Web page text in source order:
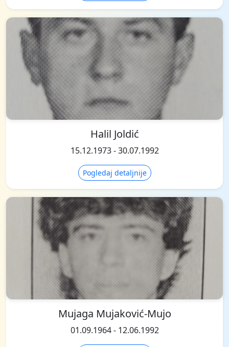
Halil Joldić
15.12.1973 - 30.07.1992
Pogledaj detaljnije
Mujaga Mujaković-Mujo
01.09.1964 - 12.06.1992